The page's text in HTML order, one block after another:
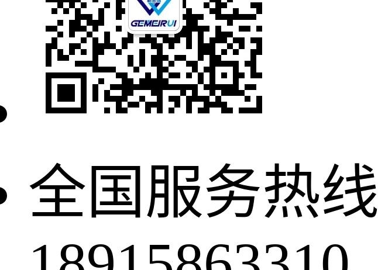
全国服务热线